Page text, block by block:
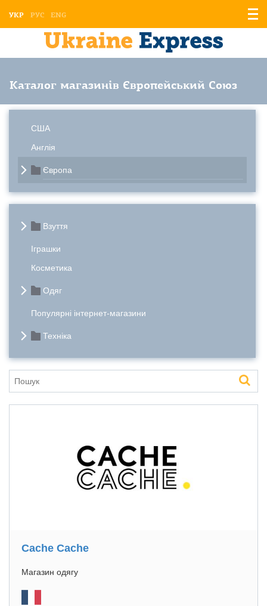
УКР РУС ENG
Каталог магазинів Європейський Союз
США
Англія
Європа
Взуття
Іграшки
Косметика
Одяг
Популярні інтернет-магазини
Техніка
Cache Cache
Магазин одягу